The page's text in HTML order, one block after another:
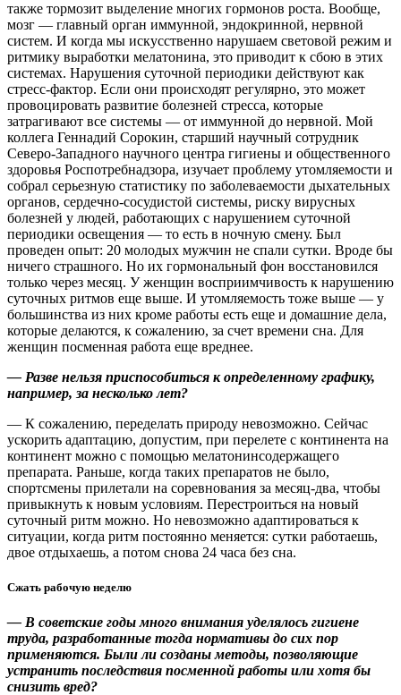
также тормозит выделение многих гормонов роста. Вообще,
мозг — главный орган иммунной, эндокринной, нервной
систем. И когда мы искусственно нарушаем световой режим и
ритмику выработки мелатонина, это приводит к сбою в этих
системах. Нарушения суточной периодики действуют как
стресс-фактор. Если они происходят регулярно, это может
провоцировать развитие болезней стресса, которые
затрагивают все системы — от иммунной до нервной. Мой
коллега Геннадий Сорокин, старший научный сотрудник
Северо-Западного научного центра гигиены и общественного
здоровья Роспотребнадзора, изучает проблему утомляемости и
собрал серьезную статистику по заболеваемости дыхательных
органов, сердечно-сосудистой системы, риску вирусных
болезней у людей, работающих с нарушением суточной
периодики освещения — то есть в ночную смену. Был
проведен опыт: 20 молодых мужчин не спали сутки. Вроде бы
ничего страшного. Но их гормональный фон восстановился
только через месяц. У женщин восприимчивость к нарушению
суточных ритмов еще выше. И утомляемость тоже выше — у
большинства из них кроме работы есть еще и домашние дела,
которые делаются, к сожалению, за счет времени сна. Для
женщин посменная работа еще вреднее.
— Разве нельзя приспособиться к определенному графику,
например, за несколько лет?
— К сожалению, переделать природу невозможно. Сейчас
ускорить адаптацию, допустим, при перелете с континента на
континент можно с помощью мелатонинсодержащего
препарата. Раньше, когда таких препаратов не было,
спортсмены прилетали на соревнования за месяц-два, чтобы
привыкнуть к новым условиям. Перестроиться на новый
суточный ритм можно. Но невозможно адаптироваться к
ситуации, когда ритм постоянно меняется: сутки работаешь,
двое отдыхаешь, а потом снова 24 часа без сна.
Сжать рабочую неделю
— В советские годы много внимания уделялось гигиене
труда, разработанные тогда нормативы до сих пор
применяются. Были ли созданы методы, позволяющие
устранить последствия посменной работы или хотя бы
снизить вред?